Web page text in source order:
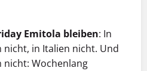
Emitola bleiben: In
nicht, in Italien nicht. Und
nicht: Wochenlang